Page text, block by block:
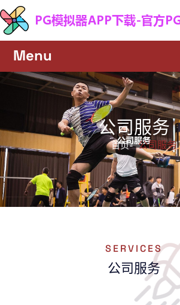
公司服务
首页- 公司服务
SERVICES
公司服务